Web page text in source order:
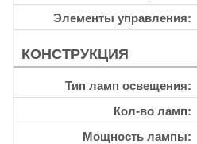
Элементы управления
КОНСТРУКЦИЯ
Тип ламп освещения
Кол-во ламп
Мощность лампы